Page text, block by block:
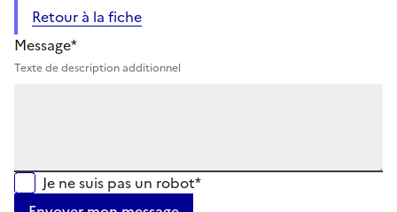
Retour à la fiche
Message*
Texte de description additionnel
Je ne suis pas un robot*